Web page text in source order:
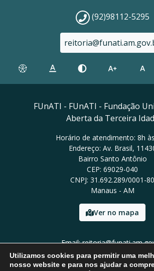
(92)98112-5295
FUnATI - FUnATI - Fundação
Aberta da Terceira
Horário de atendimento: 8h
Endereço: Av. Brasil,
Bairro Santo Antônio
CEP: 69029-040
CNPJ: 31.692.289/0001-80
Manaus - AM
Ver no mapa
Email:
Tel: (92)98112-5295
Utilizamos cookies para permitir uma
nosso website e para nos ajudar a